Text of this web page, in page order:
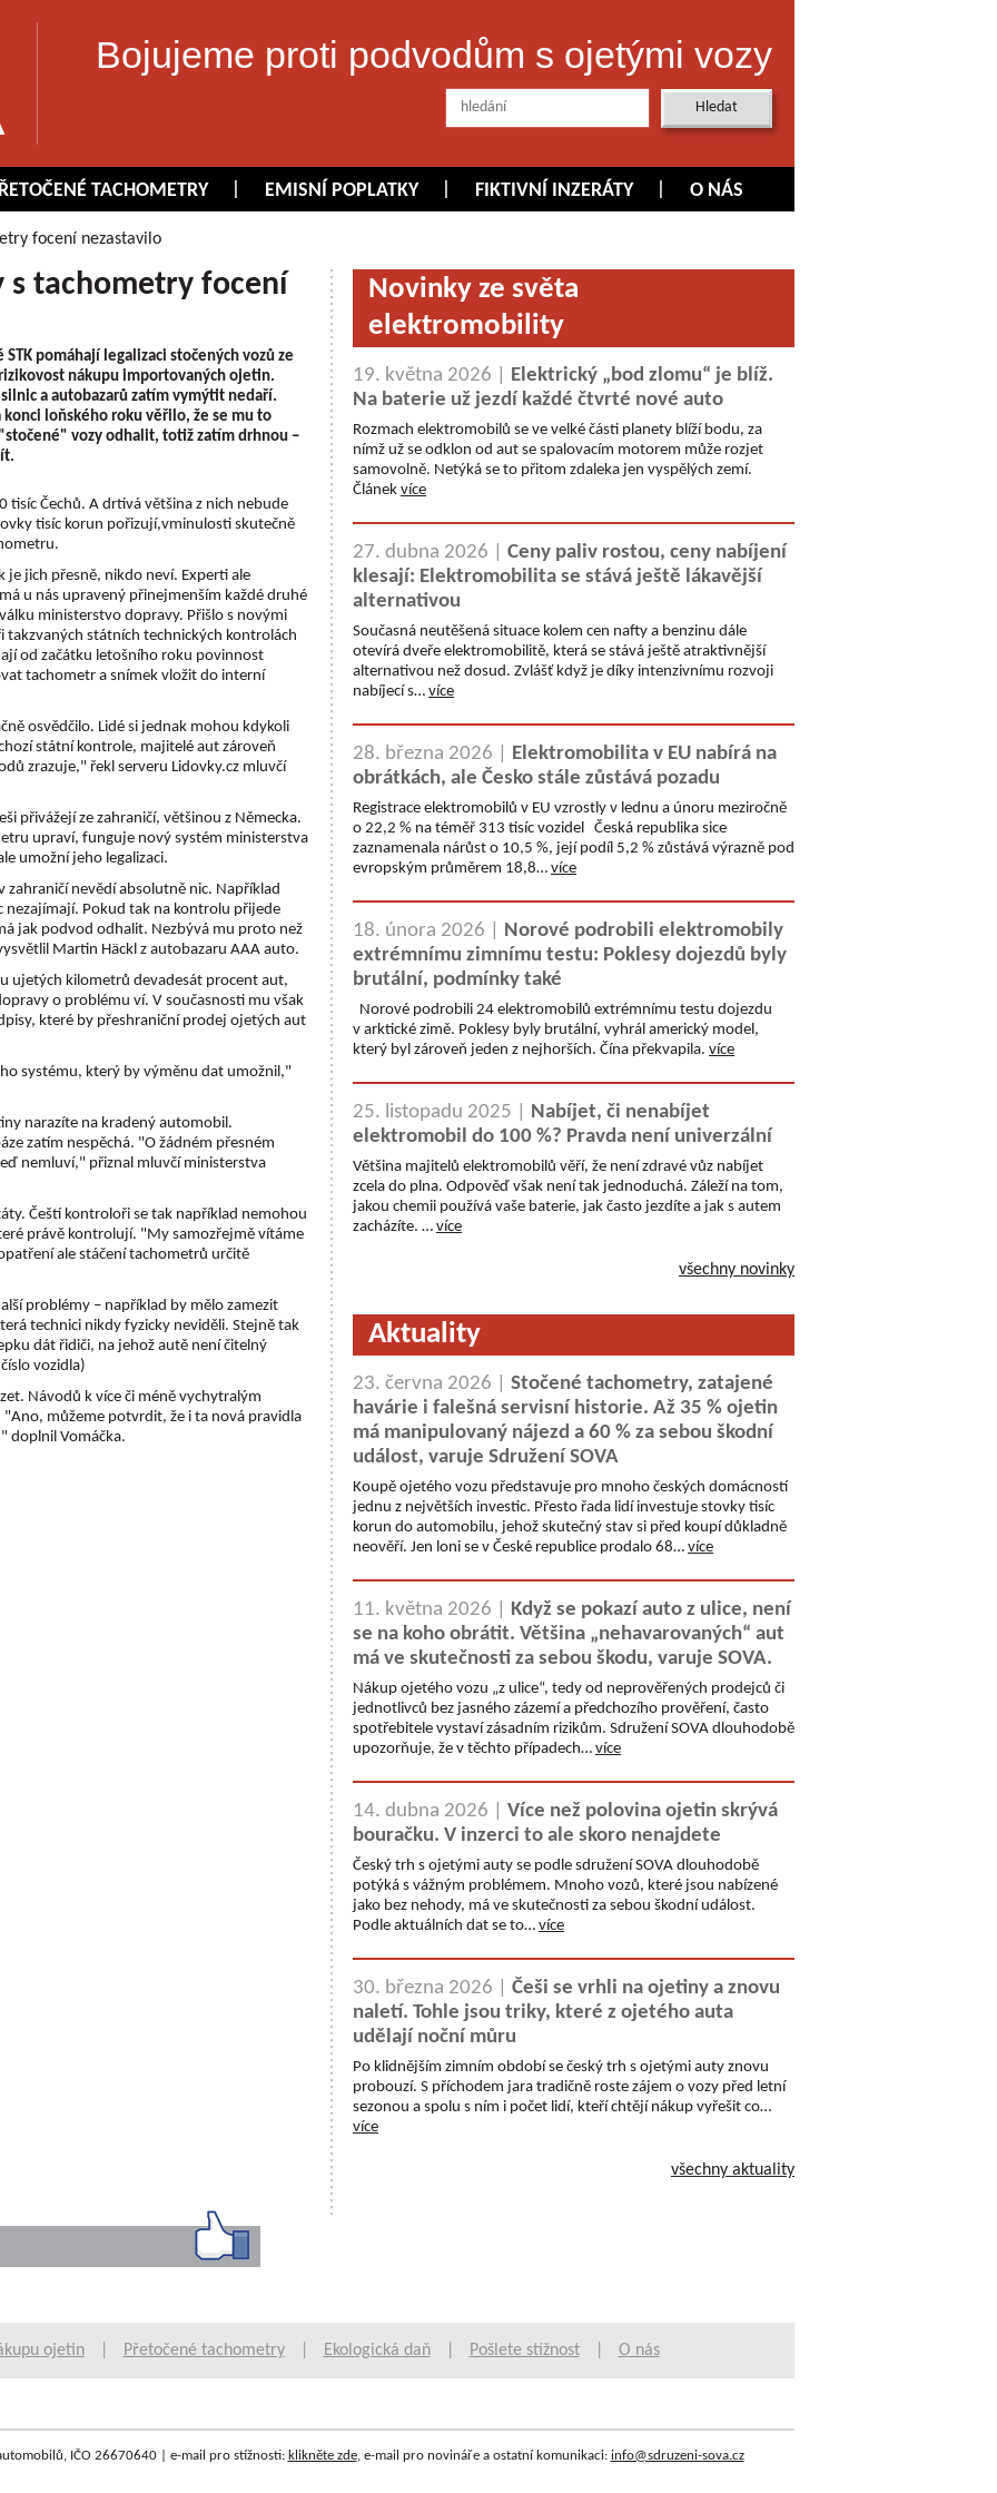
Bojujeme proti podvodům s ojetými vozy
TACHOMETRY EMISNÍ POPLATKY FIKTIVNÍ INZERÁTY O NÁS
focení nezastavilo
s tachometry focení
pomáhají legalizaci stočených vozů ze
nákupu importovaných ojetin.
a autobazarů zatím vymýtit nedaří.
loňského roku věřilo, že se mu to
vozy odhalit, totiž zatím drhnou –
tisíc Čechů. A drtivá většina z nich nebude
tisíc korun pořizují,vminulosti skutečně
jich přesně, nikdo neví. Experti ale
u nás upravený přinejmenším každé druhé
ministerstvo dopravy. Přišlo s novými
státních technických kontrolách
od začátku letošního roku povinnost
tachometr a snímek vložit do interní
osvědčilo. Lidé si jednak mohou kdykoli
státní kontrole, majitelé aut zároveň
zrazuje," řekl serveru Lidovky.cz mluvčí
přivážejí ze zahraničí, většinou z Německa.
upraví, funguje nový systém ministerstva
umožní jeho legalizaci.
nevědí absolutně nic. Například
nezajímají. Pokud tak na kontrolu přijede
jak podvod odhalit. Nezbývá mu proto než
Martin Häckl z autobazaru AAA auto.
ujetých kilometrů devadesát procent aut,
o problému ví. V současnosti mu však
které by přeshraniční prodej ojetých aut
systému, který by výměnu dat umožnil,"
narazíte na kradený automobil.
zatím nespěchá. "O žádném přesném
nemluví," přiznal mluvčí ministerstva
Čeští kontroloři se tak například nemohou
právě kontrolují. "My samozřejmě vítáme
ale stáčení tachometrů určitě
problémy – například by mělo zamezit
technici nikdy fyzicky neviděli. Stejně tak
dát řidiči, na jehož autě není čitelný
vozidla)
Návodů k více či méně vychytralým
můžeme potvrdit, že i ta nová pravidla
doplnil Vomáčka.
Novinky ze světa
elektromobility
19. května 2026 | Elektrický „bod zlomu“ je blíž.
Na baterie už jezdí každé čtvrté nové auto
Rozmach elektromobilů se ve velké části planety blíží bodu, za
nímž už se odklon od aut se spalovacím motorem může rozjet
samovolně. Netýká se to přitom zdaleka jen vyspělých zemí.
Článek více
27. dubna 2026 | Ceny paliv rostou, ceny nabíjení
klesají: Elektromobilita se stává ještě lákavější
alternativou
Současná neutěšená situace kolem cen nafty a benzinu dále
otevírá dveře elektromobilitě, která se stává ještě atraktivnější
alternativou než dosud. Zvlášť když je díky intenzivnímu rozvoji
nabíjecí s… více
28. března 2026 | Elektromobilita v EU nabírá na
obrátkách, ale Česko stále zůstává pozadu
Registrace elektromobilů v EU vzrostly v lednu a únoru meziročně
o 22,2 % na téměř 313 tisíc vozidel Česká republika sice
zaznamenala nárůst o 10,5 %, její podíl 5,2 % zůstává výrazně pod
evropským průměrem 18,8… více
18. února 2026 | Norové podrobili elektromobily
extrémnímu zimnímu testu: Poklesy dojezdů byly
brutální, podmínky také
Norové podrobili 24 elektromobilů extrémnímu testu dojezdu
v arktické zimě. Poklesy byly brutální, vyhrál americký model,
který byl zároveň jeden z nejhorších. Čína překvapila. více
25. listopadu 2025 | Nabíjet, či nenabíjet
elektromobil do 100 %? Pravda není univerzální
Většina majitelů elektromobilů věří, že není zdravé vůz nabíjet
zcela do plna. Odpověď však není tak jednoduchá. Záleží na tom,
jakou chemii používá vaše baterie, jak často jezdíte a jak s autem
zacházíte. … více
všechny novinky
Aktuality
23. června 2026 | Stočené tachometry, zatajené
havárie i falešná servisní historie. Až 35 % ojetin
má manipulovaný nájezd a 60 % za sebou škodní
událost, varuje Sdružení SOVA
Koupě ojetého vozu představuje pro mnoho českých domácností
jednu z největších investic. Přesto řada lidí investuje stovky tisíc
korun do automobilu, jehož skutečný stav si před koupí důkladně
neověří. Jen loni se v České republice prodalo 68… více
11. května 2026 | Když se pokazí auto z ulice, není
se na koho obrátit. Většina „nehavarovaných“ aut
má ve skutečnosti za sebou škodu, varuje SOVA.
Nákup ojetého vozu „z ulice“, tedy od neprověřených prodejců či
jednotlivců bez jasného zázemí a předchozího prověření, často
spotřebitele vystaví zásadním rizikům. Sdružení SOVA dlouhodobě
upozorňuje, že v těchto případech… více
14. dubna 2026 | Více než polovina ojetin skrývá
bouračku. V inzerci to ale skoro nenajdete
Český trh s ojetými auty se podle sdružení SOVA dlouhodobě
potýká s vážným problémem. Mnoho vozů, které jsou nabízené
jako bez nehody, má ve skutečnosti za sebou škodní událost.
Podle aktuálních dat se to… více
30. března 2026 | Češi se vrhli na ojetiny a znovu
naletí. Tohle jsou triky, které z ojetého auta
udělají noční můru
Po klidnějším zimním období se český trh s ojetými auty znovu
probouzí. S příchodem jara tradičně roste zájem o vozy před letní
sezonou a spolu s ním i počet lidí, kteří chtějí nákup vyřešit co…
více
všechny aktuality
ojetin Přetočené tachometry Ekologická daň Pošlete stížnost O nás
IČO 26670640 | e-mail pro stížnosti: klikněte zde, e-mail pro novináře a ostatní komunikaci: info@sdruzeni-sova.cz